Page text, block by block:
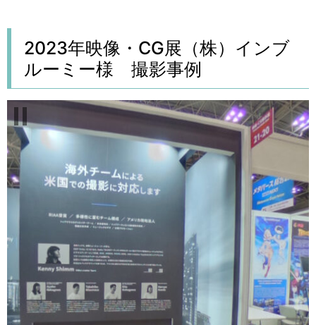
ン
に
キ
ッ
プ
2023年映像・CG展（株）インブ
ルーミー様 撮影事例